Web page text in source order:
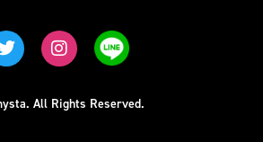
All Rights Reserved.